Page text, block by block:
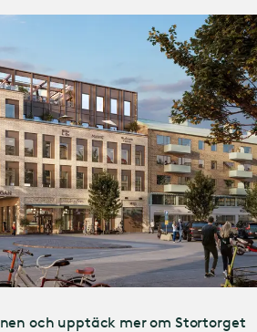
och upptäck mer om Stortorget